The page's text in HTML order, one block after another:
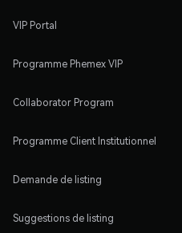
VIP Portal
Programme Phemex VIP
Collaborator Program
Programme Client Institutionnel
Demande de listing
Suggestions de listing